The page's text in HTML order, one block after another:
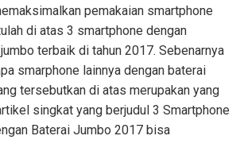
pemakaian smartphone
di atas 3 smartphone dengan
terbaik di tahun 2017. Sebenarnya
smarphone lainnya dengan baterai
tersebutkan di atas merupakan yang
singkat yang berjudul 3 Smartphone
Baterai Jumbo 2017 bisa